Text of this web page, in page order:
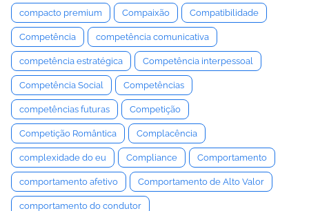
compacto premium Compaixão Compatibilidade
Competência competência comunicativa
competência estratégica Competência interpessoal
Competência Social Competências
competências futuras Competição
Competição Romântica Complacência
complexidade do eu Compliance Comportamento
comportamento afetivo Comportamento de Alto Valor
comportamento do condutor